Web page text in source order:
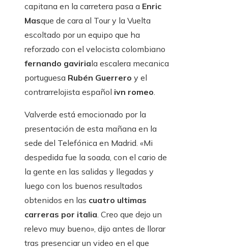
capitana en la carretera pasa a Enric
Masque de cara al Tour y la Vuelta
escoltado por un equipo que ha
reforzado con el velocista colombiano
fernando gaviriala escalera mecanica
portuguesa Rubén Guerrero y el
contrarrelojista español ivn romeo.
Valverde está emocionado por la
presentación de esta mañana en la
sede del Telefónica en Madrid. «Mi
despedida fue la soada, con el cario de
la gente en las salidas y llegadas y
luego con los buenos resultados
obtenidos en las cuatro ultimas
carreras por italia. Creo que dejo un
relevo muy bueno», dijo antes de llorar
tras presenciar un video en el que